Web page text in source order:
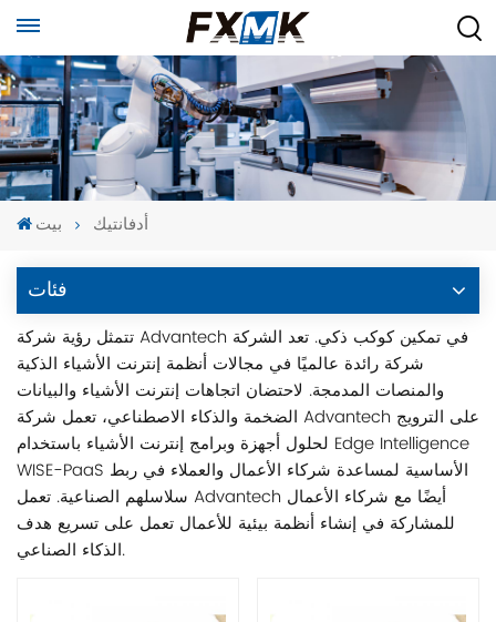
بيت أدفانتيك
فئات
تتمثل رؤية شركة Advantech في تمكين كوكب ذكي. تعد الشركة
شركة رائدة عالميًا في مجالات أنظمة إنترنت الأشياء الذكية
والمنصات المدمجة. لاحتضان اتجاهات إنترنت الأشياء والبيانات
الضخمة والذكاء الاصطناعي، تعمل شركة Advantech على الترويج
لحلول أجهزة وبرامج إنترنت الأشياء باستخدام Edge Intelligence
WISE-PaaS الأساسية لمساعدة شركاء الأعمال والعملاء في ربط
سلاسلهم الصناعية. تعمل Advantech أيضًا مع شركاء الأعمال
للمشاركة في إنشاء أنظمة بيئية للأعمال تعمل على تسريع هدف
الذكاء الصناعي.